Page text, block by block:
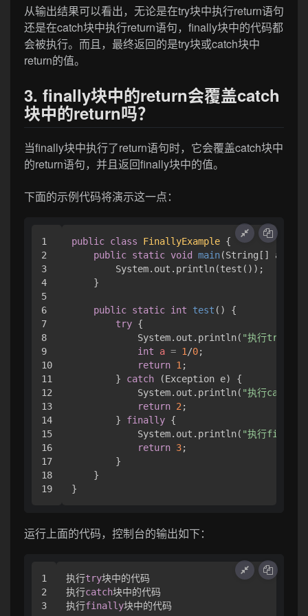
从输出结果可以看出，无论是在try块中执行return语句
还是在catch块中执行return语句，finally块中的代码都
会被执行。而且，最终返回的是try块或catch块中
return的值。
3. finally块中的return会覆盖catch
块中的return吗？
当finally块中执行了return语句时，它会覆盖catch块中
的return语句，并且返回finally块中的值。
下面的示例代码将演示这一点：
1
2
3
4
5
6
7
8
9
10
11
12
13
14
15
16
17
18
public class FinallyExample {
public static void main(String[] args)
        System.out.println(test());
    }
public static int test ()
{
try {
            System.out.println(
"执行try块中
int
a = 1 /0;
return 1 ;
        }
catch (Exception e) {
            System.out.println(
"执行catch块
return 2 ;
        }
finally {
            System.out.println(
"执行finally
return 3;
        }
    }
运行上面的代码，控制台的输出如下：
1
2
3
执行try块中的代码
执行catch块中的代码
执行finally